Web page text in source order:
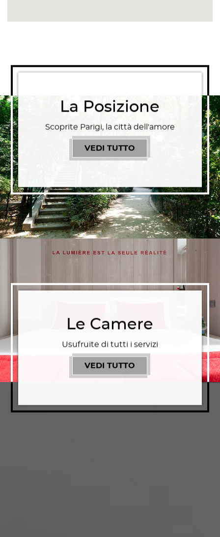
La Posizione
Scoprite Parigi, la città dell'amore
VEDI TUTTO
Le Camere
Usufruite di tutti i servizi
VEDI TUTTO